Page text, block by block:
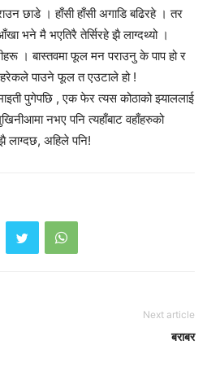
छाडे । हाँसी हाँसी अगाडि बढिरहे । तर
भने मै भएतिरै तेर्सिरहे झै लाग्दथ्यो ।
। बास्तवमा फूल मन पराउनु के पाप हो र
पाउने फूल त एउटाले हो !
पुगेपछि , एक फेर त्यस कोठाको झ्याललाई
नभए पनि त्यहाँबाट वहाँहरुको
लाग्दछ, अहिले पनि!
Next article
बराबर